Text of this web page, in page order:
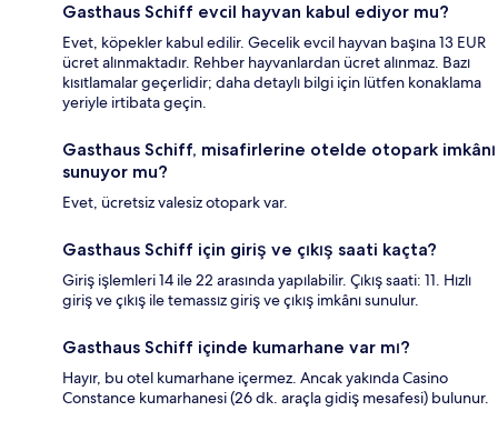
Gasthaus Schiff evcil hayvan kabul ediyor mu?
Evet, köpekler kabul edilir. Gecelik evcil hayvan başına 13 EUR
ücret alınmaktadır. Rehber hayvanlardan ücret alınmaz. Bazı
kısıtlamalar geçerlidir; daha detaylı bilgi için lütfen konaklama
yeriyle irtibata geçin.
Gasthaus Schiff, misafirlerine otelde otopark imkânı
sunuyor mu?
Evet, ücretsiz valesiz otopark var.
Gasthaus Schiff için giriş ve çıkış saati kaçta?
Giriş işlemleri 14 ile 22 arasında yapılabilir. Çıkış saati: 11. Hızlı
giriş ve çıkış ile temassız giriş ve çıkış imkânı sunulur.
Gasthaus Schiff içinde kumarhane var mı?
Hayır, bu otel kumarhane içermez. Ancak yakında Casino
Constance kumarhanesi (26 dk. araçla gidiş mesafesi) bulunur.